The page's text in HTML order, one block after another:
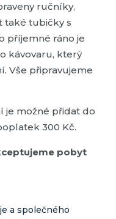
ručníky,
také tubičky s
příjemné ráno je
kávovaru, který
Vše připravujeme
je možné přidat do
300 Kč.
pobyt
a společného